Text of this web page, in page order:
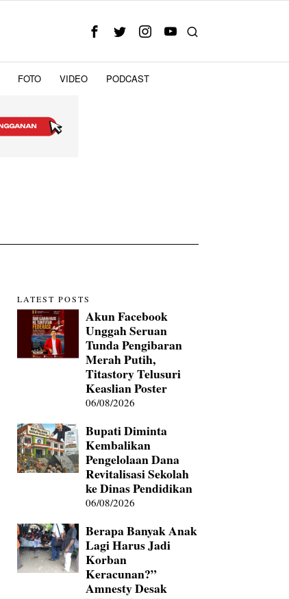
FOTO VIDEO PODCAST
LATEST POSTS
Akun Facebook
Unggah Seruan
Tunda Pengibaran
Merah Putih,
Titastory Telusuri
Keaslian Poster
06/08/2026
Bupati Diminta
Kembalikan
Pengelolaan Dana
Revitalisasi Sekolah
ke Dinas Pendidikan
06/08/2026
Berapa Banyak Anak
Lagi Harus Jadi
Korban
Keracunan?”
Amnesty Desak